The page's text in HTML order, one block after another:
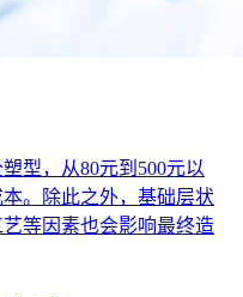
型，从80元到500元以
。除此之外，基础层状
等因素也会影响最终造